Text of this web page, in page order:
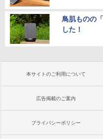
鳥肌ものの
した！
本サイトのご利用について
広告掲載のご案内
プライバシーポリシー